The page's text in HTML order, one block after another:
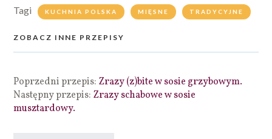
Tagi KUCHNIA POLSKA MIĘSNE TRADYCYJNE
ZOBACZ INNE PRZEPISY
Poprzedni przepis: Zrazy (z)bite w sosie grzybowym.
Następny przepis: Zrazy schabowe w sosie
musztardowy.